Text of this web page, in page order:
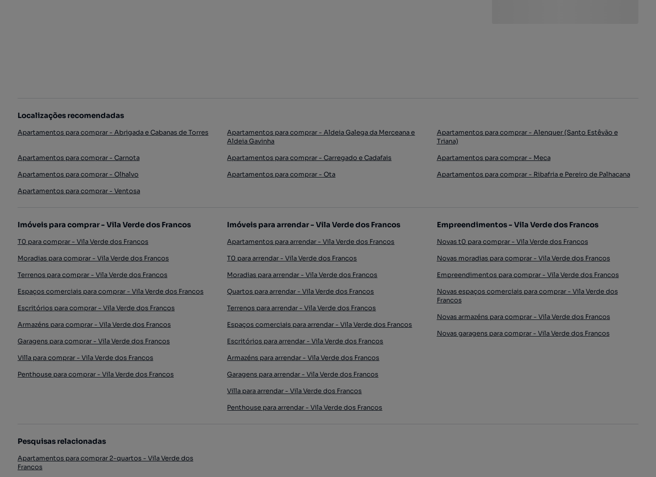
Localizações recomendadas
Apartamentos para comprar - Abrigada e Cabanas de Torres
Apartamentos para comprar - Aldeia Galega da Merceana e
Aldeia Gavinha
Apartamentos para comprar - Alenquer (Santo Estêvão e
Triana)
Apartamentos para comprar - Carnota
Apartamentos para comprar - Carregado e Cadafais
Apartamentos para comprar - Meca
Apartamentos para comprar - Olhalvo
Apartamentos para comprar - Ota
Apartamentos para comprar - Ribafria e Pereiro de Palhacana
Apartamentos para comprar - Ventosa
Imóveis para comprar - Vila Verde dos Francos
T0 para comprar - Vila Verde dos Francos
Moradias para comprar - Vila Verde dos Francos
Terrenos para comprar - Vila Verde dos Francos
Espaços comerciais para comprar - Vila Verde dos Francos
Escritórios para comprar - Vila Verde dos Francos
Armazéns para comprar - Vila Verde dos Francos
Garagens para comprar - Vila Verde dos Francos
Villa para comprar - Vila Verde dos Francos
Penthouse para comprar - Vila Verde dos Francos
Imóveis para arrendar - Vila Verde dos Francos
Apartamentos para arrendar - Vila Verde dos Francos
T0 para arrendar - Vila Verde dos Francos
Moradias para arrendar - Vila Verde dos Francos
Quartos para arrendar - Vila Verde dos Francos
Terrenos para arrendar - Vila Verde dos Francos
Espaços comerciais para arrendar - Vila Verde dos Francos
Escritórios para arrendar - Vila Verde dos Francos
Armazéns para arrendar - Vila Verde dos Francos
Garagens para arrendar - Vila Verde dos Francos
Villa para arrendar - Vila Verde dos Francos
Penthouse para arrendar - Vila Verde dos Francos
Empreendimentos - Vila Verde dos Francos
Novas t0 para comprar - Vila Verde dos Francos
Novas moradias para comprar - Vila Verde dos Francos
Empreendimentos para comprar - Vila Verde dos Francos
Novas espaços comerciais para comprar - Vila Verde dos
Francos
Novas armazéns para comprar - Vila Verde dos Francos
Novas garagens para comprar - Vila Verde dos Francos
Pesquisas relacionadas
Apartamentos para comprar 2-quartos - Vila Verde dos
Francos